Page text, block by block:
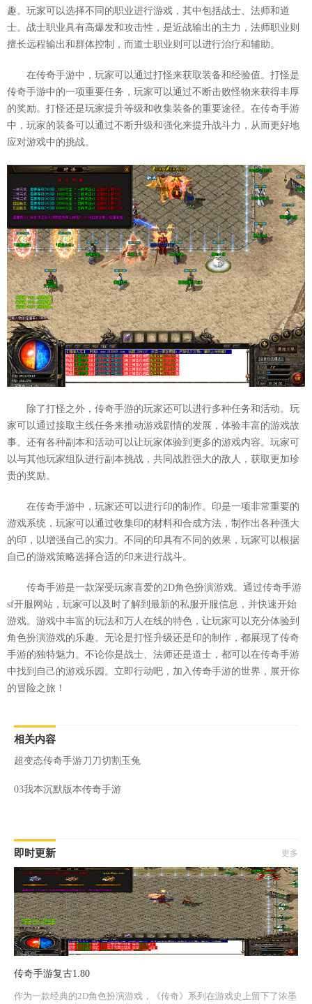
趣。玩家可以选择不同的职业进行游戏，其中包括战士、法师和道
士。战士职业具有高爆发和攻击性，是近战输出的主力，法师职业则
擅长远程输出和群体控制，而道士职业则可以进行治疗和辅助。
在传奇手游中，玩家可以通过打怪来获取装备和经验值。打怪是
传奇手游中的一项重要任务，玩家可以通过不断击败怪物来获得丰厚
的奖励。打怪还是玩家提升等级和收集装备的重要途径。在传奇手游
中，玩家的装备可以通过不断升级和强化来提升战斗力，从而更好地
应对游戏中的挑战。
除了打怪之外，传奇手游的玩家还可以进行多种任务和活动。玩
家可以通过接取主线任务来推动游戏剧情的发展，体验丰富的游戏故
事。还有各种副本和活动可以让玩家体验到更多的游戏内容。玩家可
以与其他玩家组队进行副本挑战，共同战胜强大的敌人，获取更加珍
贵的奖励。
在传奇手游中，玩家还可以进行印的制作。印是一项非常重要的
游戏系统，玩家可以通过收集印的材料和合成方法，制作出各种强大
的印，以增强自己的实力。不同的印具有不同的效果，玩家可以根据
自己的游戏策略选择合适的印来进行战斗。
传奇手游是一款深受玩家喜爱的2D角色扮演游戏。通过传奇手游
sf开服网站，玩家可以及时了解到最新的私服开服信息，并快速开始
游戏。游戏中丰富的玩法和万人在线的特色，让玩家可以充分体验到
角色扮演游戏的乐趣。无论是打怪升级还是印的制作，都展现了传奇
手游的独特魅力。不论你是战士、法师还是道士，都可以在传奇手游
中找到自己的游戏乐园。立即行动吧，加入传奇手游的世界，展开你
的冒险之旅！
相关内容
超变态传奇手游刀刀切割玉兔
03我本沉默版本传奇手游
即时更新 更多
传奇手游复古1.80
作为一款经典的2D角色扮演游戏，《传奇》系列在游戏史上留下了浓墨